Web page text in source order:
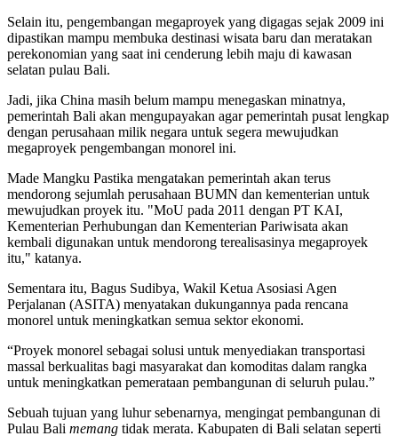
Selain itu, pengembangan megaproyek yang digagas sejak 2009 ini
dipastikan mampu membuka destinasi wisata baru dan meratakan
perekonomian yang saat ini cenderung lebih maju di kawasan
selatan pulau Bali.
Jadi, jika China masih belum mampu menegaskan minatnya,
pemerintah Bali akan mengupayakan agar pemerintah pusat lengkap
dengan perusahaan milik negara untuk segera mewujudkan
megaproyek pengembangan monorel ini.
Made Mangku Pastika mengatakan pemerintah akan terus
mendorong sejumlah perusahaan BUMN dan kementerian untuk
mewujudkan proyek itu. "MoU pada 2011 dengan PT KAI,
Kementerian Perhubungan dan Kementerian Pariwisata akan
kembali digunakan untuk mendorong terealisasinya megaproyek
itu," katanya.
Sementara itu, Bagus Sudibya, Wakil Ketua Asosiasi Agen
Perjalanan (ASITA) menyatakan dukungannya pada rencana
monorel untuk meningkatkan semua sektor ekonomi.
“Proyek monorel sebagai solusi untuk menyediakan transportasi
massal berkualitas bagi masyarakat dan komoditas dalam rangka
untuk meningkatkan pemerataan pembangunan di seluruh pulau.”
Sebuah tujuan yang luhur sebenarnya, mengingat pembangunan di
Pulau Bali memang tidak merata. Kabupaten di Bali selatan seperti